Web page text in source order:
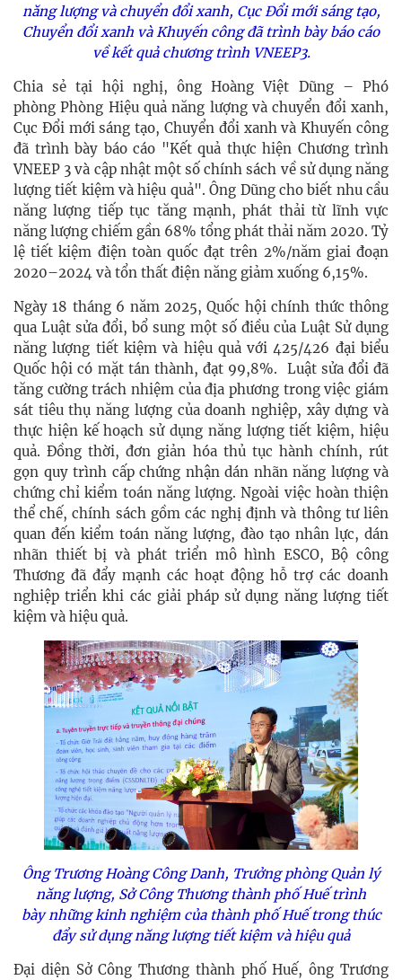
năng lượng và chuyển đổi xanh, Cục Đổi mới sáng tạo,
Chuyển đổi xanh và Khuyến công đã trình bày báo cáo
về kết quả chương trình VNEEP3.
Chia sẻ tại hội nghị, ông Hoàng Việt Dũng – Phó
phòng Phòng Hiệu quả năng lượng và chuyển đổi xanh,
Cục Đổi mới sáng tạo, Chuyển đổi xanh và Khuyến công
đã trình bày báo cáo "Kết quả thực hiện Chương trình
VNEEP 3 và cập nhật một số chính sách về sử dụng năng
lượng tiết kiệm và hiệu quả". Ông Dũng cho biết nhu cầu
năng lượng tiếp tục tăng mạnh, phát thải từ lĩnh vực
năng lượng chiếm gần 68% tổng phát thải năm 2020. Tỷ
lệ tiết kiệm điện toàn quốc đạt trên 2%/năm giai đoạn
2020–2024 và tổn thất điện năng giảm xuống 6,15%.
Ngày 18 tháng 6 năm 2025, Quốc hội chính thức thông
qua Luật sửa đổi, bổ sung một số điều của Luật Sử dụng
năng lượng tiết kiệm và hiệu quả với 425/426 đại biểu
Quốc hội có mặt tán thành, đạt 99,8%. Luật sửa đổi đã
tăng cường trách nhiệm của địa phương trong việc giám
sát tiêu thụ năng lượng của doanh nghiệp, xây dựng và
thực hiện kế hoạch sử dụng năng lượng tiết kiệm, hiệu
quả. Đồng thời, đơn giản hóa thủ tục hành chính, rút
gọn quy trình cấp chứng nhận dán nhãn năng lượng và
chứng chỉ kiểm toán năng lượng. Ngoài việc hoàn thiện
thể chế, chính sách gồm các nghị định và thông tư liên
quan đến kiểm toán năng lượng, đào tạo nhân lực, dán
nhãn thiết bị và phát triển mô hình ESCO, Bộ công
Thương đã đẩy mạnh các hoạt động hỗ trợ các doanh
nghiệp triển khi các giải pháp sử dụng năng lượng tiết
kiệm và hiệu quả.
Ông Trương Hoàng Công Danh, Trưởng phòng Quản lý
năng lượng, Sở Công Thương thành phố Huế trình
bày những kinh nghiệm của thành phố Huế trong thúc
đẩy sử dụng năng lượng tiết kiệm và hiệu quả
Đại diện Sở Công Thương thành phố Huế, ông Trương